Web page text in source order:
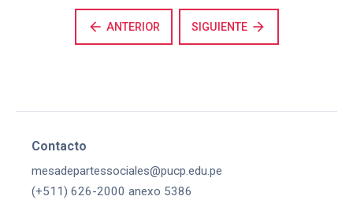
arrow_back ANTERIOR SIGUIENTE arrow_forward
Contacto
mesadepartessociales@pucp.edu.pe
(+511) 626-2000 anexo 5386